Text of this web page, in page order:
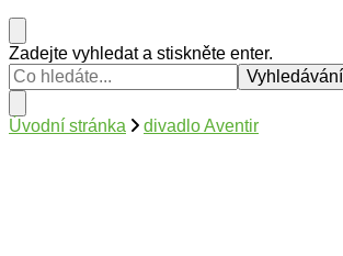
Hledáte
něco
?
Zadejte vyhledat a stiskněte enter.
Úvodní stránka divadlo Aventir